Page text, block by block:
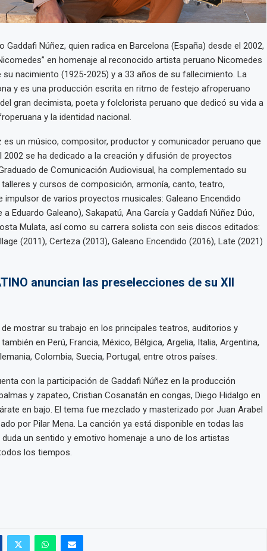
Núñez, quien radica en Barcelona (España) desde el 2002,
en homenaje al reconocido artista peruano Nicomedes
nacimiento (1925-2025) y a 33 años de su fallecimiento. La
y es una producción escrita en ritmo de festejo afroperuano
gran decimista, poeta y folclorista peruano que dedicó su vida a
y la identidad nacional.
es un músico, compositor, productor y comunicador peruano que
2002 se ha dedicado a la creación y difusión de proyectos
de Comunicación Audiovisual, ha complementado su
y cursos de composición, armonía, canto, teatro,
de varios proyectos musicales: Galeano Encendido
Eduardo Galeano), Sakapatú, Ana García y Gaddafi Núñez Dúo,
Mulata, así como su carrera solista con seis discos editados:
(2011), Certeza (2013), Galeano Encendido (2016), Late (2021)
anuncian las preselecciones de su XII
mostrar su trabajo en los principales teatros, auditorios y
en Perú, Francia, México, Bélgica, Argelia, Italia, Argentina,
Colombia, Suecia, Portugal, entre otros países.
con la participación de Gaddafi Núñez en la producción
y zapateo, Cristian Cosanatán en congas, Diego Hidalgo en
en bajo. El tema fue mezclado y masterizado por Juan Arabel
por Pilar Mena. La canción ya está disponible en todas las
un sentido y emotivo homenaje a uno de los artistas
los tiempos.